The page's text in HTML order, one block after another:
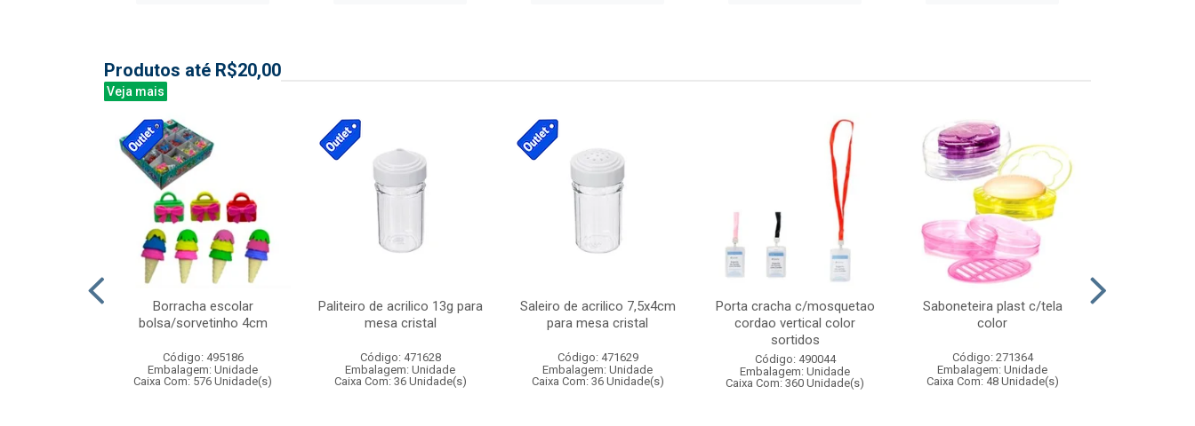
Produtos até R$20,00
Veja mais
Borracha escolar
bolsa/sorvetinho 4cm
Código: 495186
Embalagem: Unidade
Caixa Com: 576 Unidade(s)
Paliteiro de acrilico 13g para
mesa cristal
Código: 471628
Embalagem: Unidade
Caixa Com: 36 Unidade(s)
Saleiro de acrilico 7,5x4cm
para mesa cristal
Código: 471629
Embalagem: Unidade
Caixa Com: 36 Unidade(s)
Porta cracha c/mosquetao
cordao vertical color
sortidos
Código: 490044
Embalagem: Unidade
Caixa Com: 360 Unidade(s)
Saboneteira plast c/tela
color
Código: 271364
Embalagem: Unidade
Caixa Com: 48 Unidade(s)